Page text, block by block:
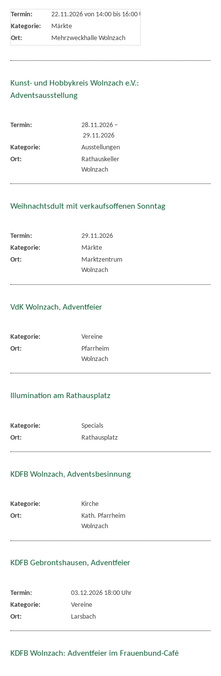
Termin: 22.11.2026 von 14:00bis 16:00 Uhr
Kategorie:
Märkte
Ort:
Mehrzweckhalle Wolnzach
Kunst- und Hobbykreis Wolnzach e.V.:
Adventsausstellung
Termin: 28.11.2026–
29.11.2026
Kategorie:
Ausstellungen
Ort:
Rathauskeller
Wolnzach
Weihnachtsdult mit verkaufsoffenen Sonntag
Termin:
29.11.2026
Kategorie:
Märkte
Ort:
Marktzentrum
Wolnzach
VdK Wolnzach, Adventfeier
Kategorie:
Vereine
Ort:
Pfarrheim
Wolnzach
Illumination am Rathausplatz
Kategorie:
Specials
Ort:
Rathausplatz
KDFB Wolnzach, Adventsbesinnung
Kategorie:
Kirche
Ort:
Kath. Pfarrheim
Wolnzach
KDFB Gebrontshausen, Adventfeier
Termin:
03.12.2026 18:00 Uhr
Kategorie:
Vereine
Ort:
Larsbach
KDFB Wolnzach: Adventfeier im Frauenbund-Café